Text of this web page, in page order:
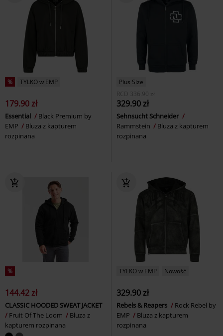
% TYLKO w EMP
179.90 zł
Essential
Black Premium by
EMP
Bluza z kapturem
rozpinana
Plus Size
RCD 336.90 zł
329.90 zł
Sehnsucht Schneider
Rammstein
Bluza z kapturem
rozpinana
%
144.42 zł
CLASSIC HOODED SWEAT JACKET
Fruit Of The Loom
Bluza z
kapturem rozpinana
TYLKO w EMP Nowość
329.90 zł
Rebels & Reapers
Rock Rebel by
EMP
Bluza z kapturem
rozpinana